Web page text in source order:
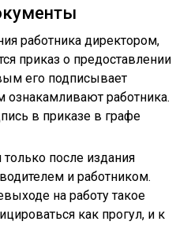
работника директором,
приказ о предоставлении
его подписывает
ознакамливают работника.
в приказе в графе
после издания
и работником.
на работу такое
как прогул, и к